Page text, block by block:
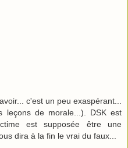
c'est un peu exaspérant...
leçons de morale...). DSK est
est supposée être une
dira à la fin le vrai du faux...